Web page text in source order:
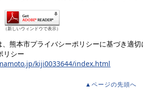
（新しいウィンドウで表示）
熊本市プライバシーポリシーに基づき適切
リシー
kiji0033644/index.html
▲ページの先頭へ